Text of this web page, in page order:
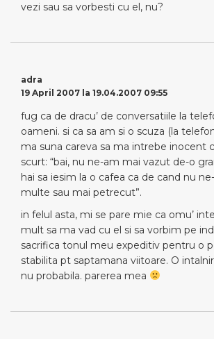
vezi sau sa vorbesti cu el, nu?
adra
19 April 2007 la 19.04.2007 09:55
fug ca de dracu’ de conversatiile la
oameni. si ca sa am si o scuza (la
ma suna careva sa ma intrebe inocent
scurt: “bai, nu ne-am mai vazut de-o
hai sa iesim la o cafea ca de cand nu
multe sau mai petrecut”.
in felul asta, mi se pare mie ca omu’
mult sa ma vad cu el si sa vorbim pe
sacrifica tonul meu expeditiv pentru o
stabilita pt saptamana viitoare. O
nu probabila. parerea mea